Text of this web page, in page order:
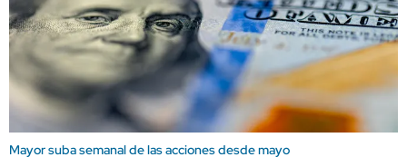
Mayor suba semanal de las acciones desde mayo